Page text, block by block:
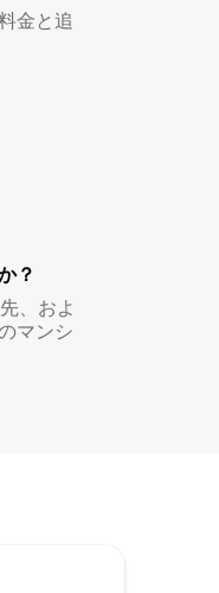
金と追
？
、およ
マンシ